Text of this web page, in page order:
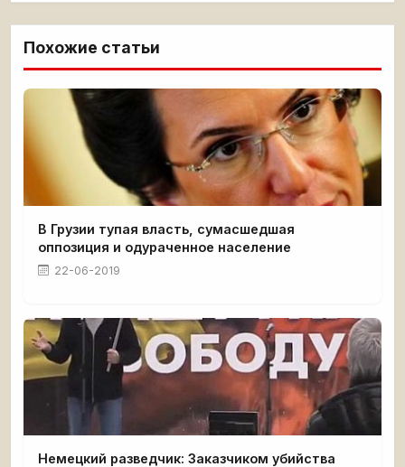
Похожие статьи
В Грузии тупая власть, сумасшедшая
оппозиция и одураченное население
22-06-2019
Немецкий разведчик: Заказчиком убийства